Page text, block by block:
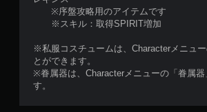
※序盤攻略用のアイテムです
※スキル：取得SPIRIT増加
※私服コスチュームは、Characterメニュ
とができます。
※眷属器は、Characterメニューの「眷属器
す。